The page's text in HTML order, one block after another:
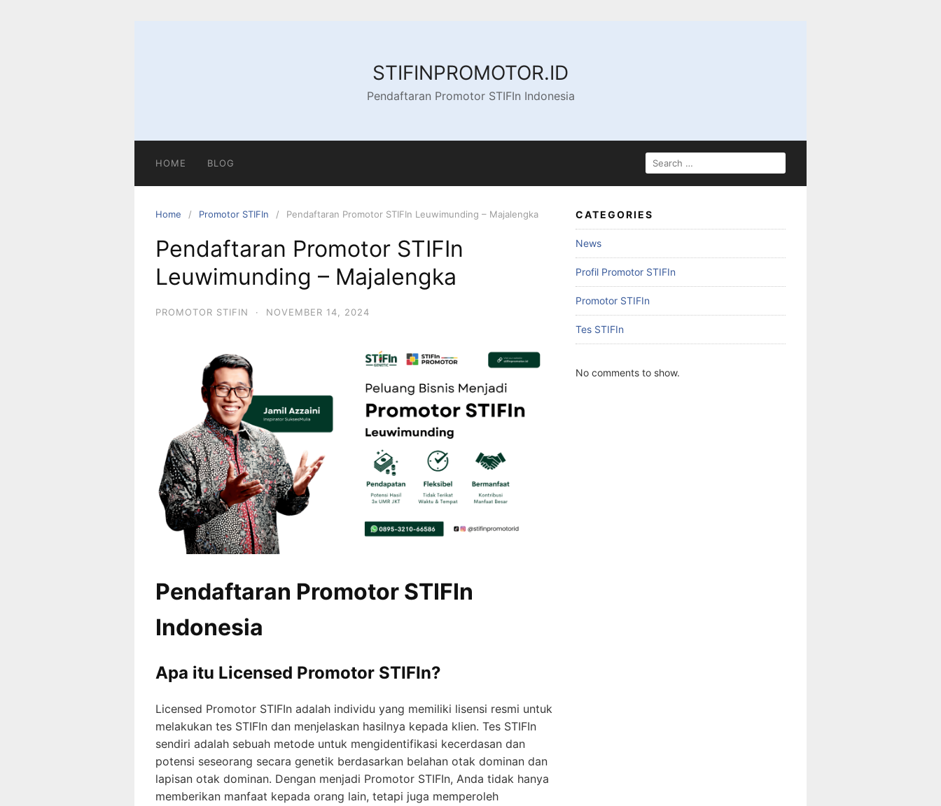
STIFINPROMOTOR.ID
Pendaftaran Promotor STIFIn Indonesia
HOME BLOG
SEARCH
FOR:
Home Promotor STIFIn Pendaftaran Promotor STIFIn Leuwimunding – Majalengka
Pendaftaran Promotor STIFIn
Leuwimunding – Majalengka
PROMOTOR STIFIN · NOVEMBER 14, 2024
Pendaftaran Promotor STIFIn
Indonesia
Apa itu Licensed Promotor STIFIn?
Licensed Promotor STIFIn adalah individu yang memiliki lisensi resmi untuk
melakukan tes STIFIn dan menjelaskan hasilnya kepada klien. Tes STIFIn
sendiri adalah sebuah metode untuk mengidentifikasi kecerdasan dan
potensi seseorang secara genetik berdasarkan belahan otak dominan dan
lapisan otak dominan. Dengan menjadi Promotor STIFIn, Anda tidak hanya
memberikan manfaat kepada orang lain, tetapi juga memperoleh
CATEGORIES
News
Profil Promotor STIFIn
Promotor STIFIn
Tes STIFIn
No comments to show.